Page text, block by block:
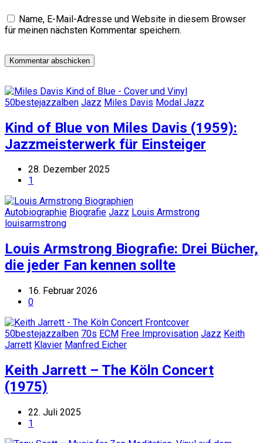
Name, E-Mail-Adresse und Website in diesem Browser
für meinen nächsten Kommentar speichern.
50bestejazzalben Jazz Miles Davis Modal Jazz
Kind of Blue von Miles Davis (1959):
Jazzmeisterwerk für Einsteiger
28. Dezember 2025
1
Autobiographie Biografie Jazz Louis Armstrong
louisarmstrong
Louis Armstrong Biografie: Drei Bücher,
die jeder Fan kennen sollte
16. Februar 2026
0
50bestejazzalben 70s ECM Free Improvisation Jazz Keith
Jarrett Klavier Manfred Eicher
Keith Jarrett – The Köln Concert
(1975)
22. Juli 2025
1